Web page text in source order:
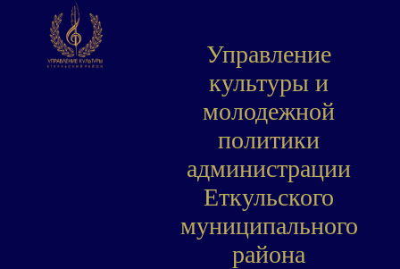
Управление
культуры и
молодежной
политики
администрации
Еткульского
муниципального
района